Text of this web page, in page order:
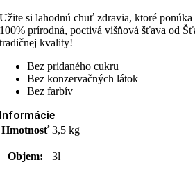
Užite si lahodnú chuť zdravia, ktoré
100% prírodná, poctivá višňová šťava od
tradičnej kvality!
Bez pridaného cukru
Bez konzervačných látok
Bez farbív
Informácie
Hmotnosť 3,5 kg
Objem: 3l